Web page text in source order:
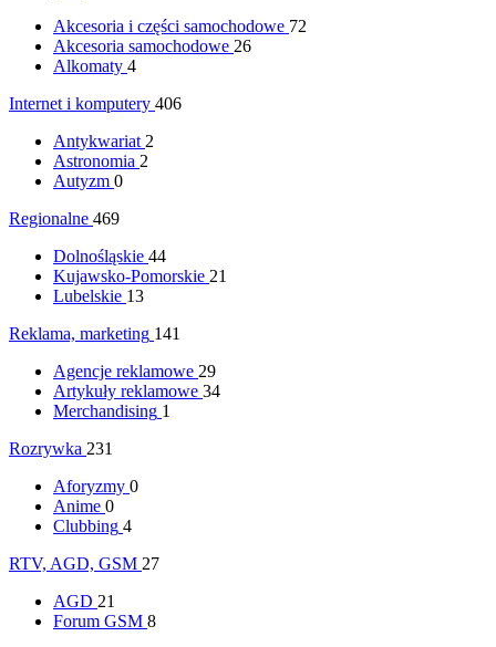
Akcesoria i części samochodowe 72
Akcesoria samochodowe 26
Alkomaty 4
Internet i komputery 406
Antykwariat 2
Astronomia 2
Autyzm 0
Regionalne 469
Dolnośląskie 44
Kujawsko-Pomorskie 21
Lubelskie 13
Reklama, marketing 141
Agencje reklamowe 29
Artykuły reklamowe 34
Merchandising 1
Rozrywka 231
Aforyzmy 0
Anime 0
Clubbing 4
RTV, AGD, GSM 27
AGD 21
Forum GSM 8